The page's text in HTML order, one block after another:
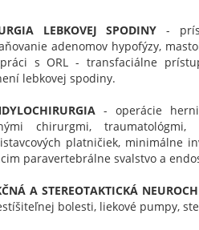
LEBKOVEJ SPODINY -
adenomov hypofýzy,
s ORL - transfaciálne
lebkovej spodiny.
- operácie
chirurgmi,
platničiek, minimálne
paravertebrálne svalstvo a
A STEREOTAKTICKÁ
bolesti, liekové pumpy,